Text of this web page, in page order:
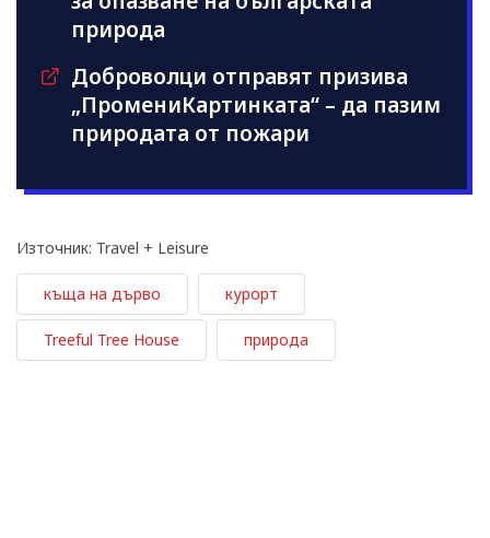
природа
Доброволци отправят призива
„ПромениКартинката“ – да пазим
природата от пожари
Източник: Travel + Leisure
къща на дърво курорт
Treeful Tree House природа